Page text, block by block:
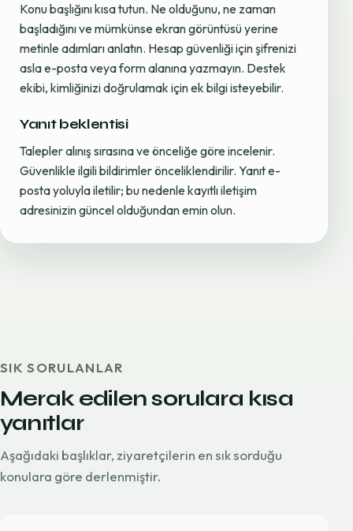
Konu başlığını kısa tutun. Ne olduğunu, ne zaman
başladığını ve mümkünse ekran görüntüsü yerine
metinle adımları anlatın. Hesap güvenliği için şifrenizi
asla e-posta veya form alanına yazmayın. Destek
ekibi, kimliğinizi doğrulamak için ek bilgi isteyebilir.
Yanıt beklentisi
Talepler alınış sırasına ve önceliğe göre incelenir.
Güvenlikle ilgili bildirimler önceliklendirilir. Yanıt e-
posta yoluyla iletilir; bu nedenle kayıtlı iletişim
adresinizin güncel olduğundan emin olun.
SIK SORULANLAR
Merak edilen sorulara kısa
yanıtlar
Aşağıdaki başlıklar, ziyaretçilerin en sık sorduğu
konulara göre derlenmiştir.